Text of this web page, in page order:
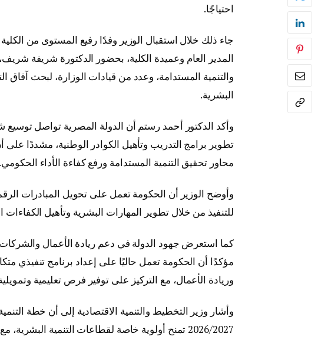
احتياجًا.
جاء ذلك خلال استقبال الوزير وفدًا رفيع المستوى من
المدير العام وعميدة الكلية، بحضور الدكتورة شريفة
والتنمية المستدامة، وعدد من قيادات الوزارة، لبحث آفاق
البشرية.
وأكد الدكتور أحمد رستم أن الدولة المصرية تواصل توسيع
تطوير برامج التدريب وتأهيل الكوادر الوطنية، مشددًا
محاور تحقيق التنمية المستدامة ورفع كفاءة الأداء الحكومي.
وأوضح الوزير أن الحكومة تعمل على تحويل المبادرات
للتنفيذ من خلال تطوير المهارات البشرية وتأهيل الكفاءات
كما استعرض جهود الدولة في دعم ريادة الأعمال
مؤكدًا أن الحكومة تعمل حاليًا على إعداد برنامج تنفيذي
وريادة الأعمال، مع التركيز على توفير فرص تعليمية
وأشار وزير التخطيط والتنمية الاقتصادية إلى أن خطة
2026/2027 تمنح أولوية خاصة لقطاعات التنمية